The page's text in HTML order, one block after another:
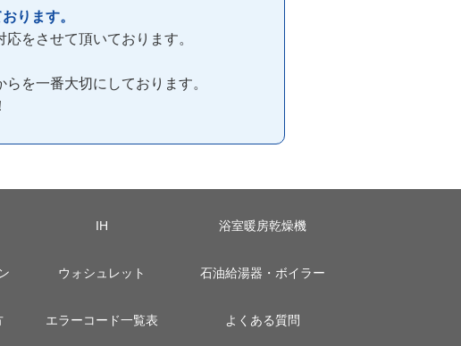
ります。
をさせて頂いております。
を一番大切にしております。
IH 浴室暖房乾燥機
ウォシュレット 石油給湯器・ボイラー
エラーコード一覧表 よくある質問